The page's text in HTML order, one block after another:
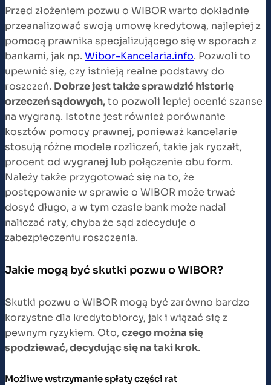
Przed złożeniem pozwu o WIBOR warto dokładnie
przeanalizować swoją umowę kredytową, najlepiej z
pomocą prawnika specjalizującego się w sporach z
bankami, jak np. Wibor-Kancelaria.info. Pozwoli to
upewnić się, czy istnieją realne podstawy do
roszczeń. Dobrze jest także sprawdzić historię
orzeczeń sądowych,to pozwoli lepiej ocenić szanse
na wygraną. Istotne jest również porównanie
kosztów pomocy prawnej, ponieważ kancelarie
stosują różne modele rozliczeń, takie jak ryczałt,
procent od wygranej lub połączenie obu form.
Należy także przygotować się na to, że
postępowanie w sprawie o WIBOR może trwać
dosyć długo, a w tym czasie bank może nadal
naliczać raty, chyba że sąd zdecyduje o
zabezpieczeniu roszczenia.
Jakie mogą być skutki pozwu o WIBOR?
Skutki pozwu o WIBOR mogą być zarówno bardzo
korzystne dla kredytobiorcy, jak i wiązać się z
pewnym ryzykiem. Oto, czego można się
spodziewać, decydując się na taki krok.
Możliwe wstrzymanie spłaty części rat